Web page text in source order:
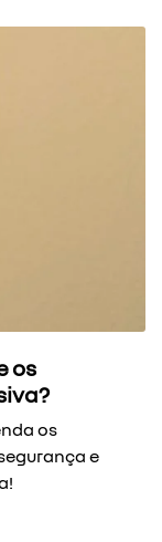
os
os
e